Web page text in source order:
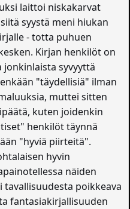
laittoi niskakarvat
syystä meni hiukan
- totta puhuen
Kirjan henkilöt on
syvyyttä
"täydellisiä" ilman
muttei sitten
kuten joidenkin
henkilöt täynnä
"hyviä piirteitä".
hyvin
näiden
tavallisuudesta poikkeava
fantasiakirjallisuuden